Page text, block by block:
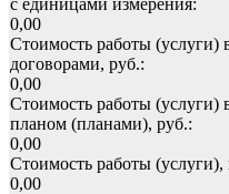
0,00
Стоимость работы (услуги)
договорами, руб.:
0,00
Стоимость работы (услуги)
планом (планами), руб.:
0,00
Стоимость работы (услуги),
0,00